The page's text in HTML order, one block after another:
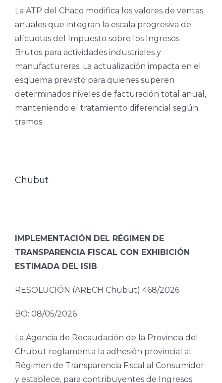
La ATP del Chaco modifica los valores de ventas
anuales que integran la escala progresiva de
alícuotas del Impuesto sobre los Ingresos
Brutos para actividades industriales y
manufactureras. La actualización impacta en el
esquema previsto para quienes superen
determinados niveles de facturación total anual,
manteniendo el tratamiento diferencial según
tramos.
Chubut
IMPLEMENTACIÓN DEL RÉGIMEN DE
TRANSPARENCIA FISCAL CON EXHIBICIÓN
ESTIMADA DEL ISIB
RESOLUCIÓN (ARECH Chubut) 468/2026
BO: 08/05/2026
La Agencia de Recaudación de la Provincia del
Chubut reglamenta la adhesión provincial al
Régimen de Transparencia Fiscal al Consumidor
y establece, para contribuyentes de Ingresos